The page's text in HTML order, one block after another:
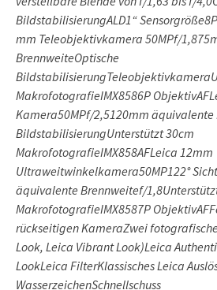
BildstabilisierungALD1“
mm Teleobjektivkamera 50MPf/
BrennweiteOptische
MakrofotografieIMX8586P
Kamera50MPf/2,5120mm äquivalente
BildstabilisierungUnterstützt 30cm
MakrofotografieIMX858AFLeica 12mm
Ultraweitwinkelkamera50MP122°
äquivalente Brennweitef/
MakrofotografieIMX8587P
rückseitigen KameraZwei
Look, Leica Vibrant Look)Leica
LookLeica FilterKlassisches Leica
WasserzeichenSchnellschuss